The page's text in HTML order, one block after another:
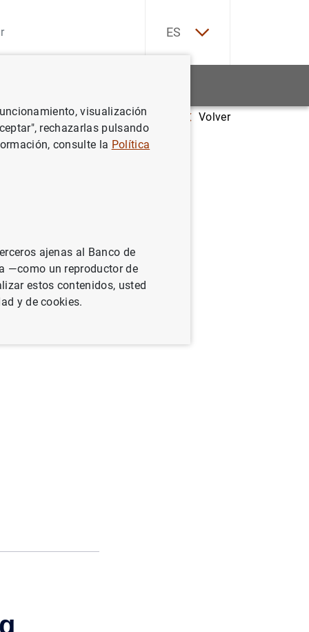
ES
Volver
visualización
rechazarlas pulsando
consulte la Política
ajenas al Banco de
—como un reproductor de
estos contenidos, usted
y de cookies.